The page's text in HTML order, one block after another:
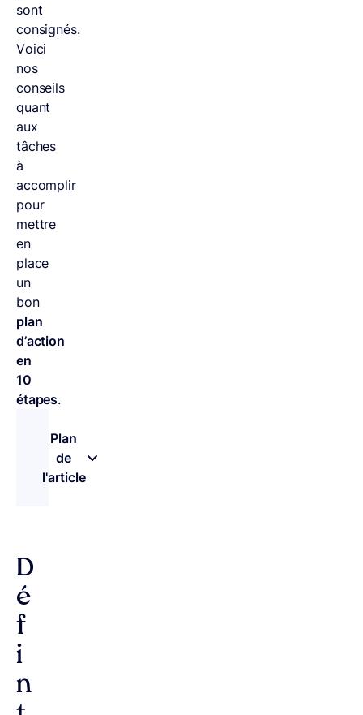
sont
consignés.
Voici
nos
conseils
quant
aux
tâches
à
accomplir
pour
mettre
en
place
un
bon
plan
d’action
en
10
étapes.
Plan
de
l'article
D
é
f
i
n